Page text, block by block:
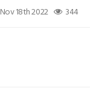
Nov 18th 2022 344